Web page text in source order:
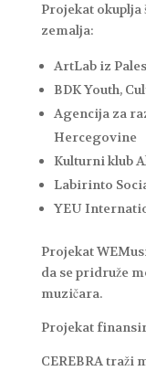
Projekat okuplja
zemalja:
ArtLab iz
BDK Youth,
Agencija za
Hercegovine
Kulturni klub
Labirinto
YEU
Projekat
da se pridruže
muzičara.
Projekat
CEREBRA traži